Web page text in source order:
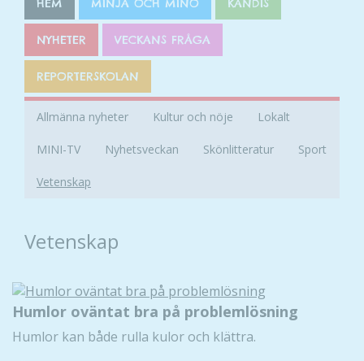
HEM MINJA OCH MINO KÄNDIS
NYHETER VECKANS FRÅGA
REPORTERSKOLAN
Allmänna nyheter Kultur och nöje Lokalt
MINI-TV Nyhetsveckan Skönlitteratur Sport
Vetenskap
Vetenskap
Humlor oväntat bra på problemlösning
Humlor kan både rulla kulor och klättra.